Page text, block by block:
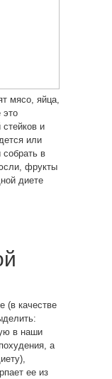
мясо, яйца,
и
или
собрать в
фрукты
диете
(в качестве
в наши
а
ее из